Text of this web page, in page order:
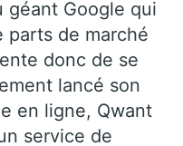
géant Google qui
parts de marché
donc de se
lancé son
en ligne, Qwant
service de